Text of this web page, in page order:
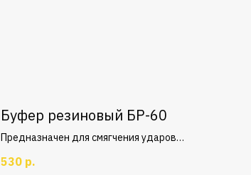
Буфер резиновый БР-60
Предназначен для смягчения ударов и
и грузовых тележек на упоры. Буфера
530 р.